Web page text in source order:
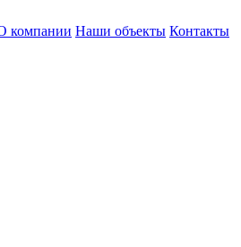
компании Наши объекты Контакты